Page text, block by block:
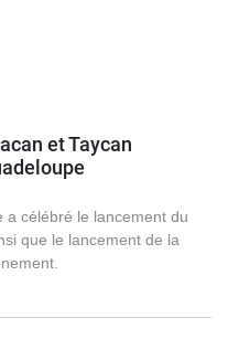
et Taycan
a célébré le lancement du
que le lancement de la